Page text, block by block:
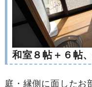
和室８帖＋６帖
庭・縁側に面したお